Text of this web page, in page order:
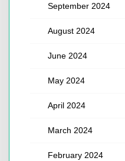
September 2024
August 2024
June 2024
May 2024
April 2024
March 2024
February 2024